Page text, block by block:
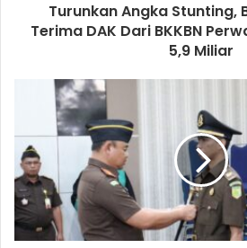
Turunkan Angka Stunting,
Terima DAK Dari BKKBN
5,9 Miliar